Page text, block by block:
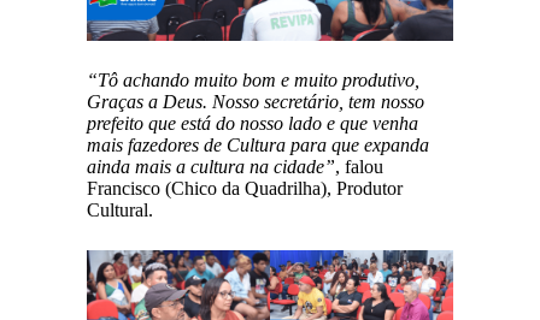
“Tô achando muito bom e muito produtivo,
Graças a Deus. Nosso secretário, tem nosso
prefeito que está do nosso lado e que venha
mais fazedores de Cultura para que expanda
ainda mais a cultura na cidade”, falou
Francisco (Chico da Quadrilha), Produtor
Cultural.